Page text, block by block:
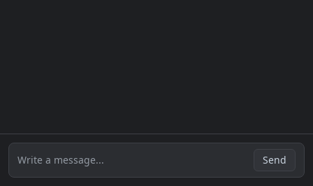
Write a message... Send